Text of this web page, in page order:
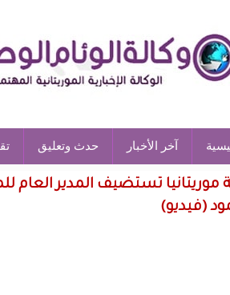
آخر الأخبار حدث وتعليق
موريتانيا تستضيف المدير
(فيديو)